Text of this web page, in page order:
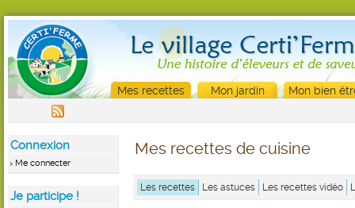
Mes recettes Mon jardin Mon bien
Connexion
Me connecter
Je participe !
Mes recettes de cuisine
Les recettes Les astuces Les recettes vidéo